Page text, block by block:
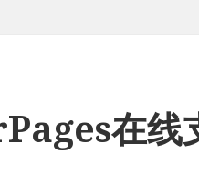
在线